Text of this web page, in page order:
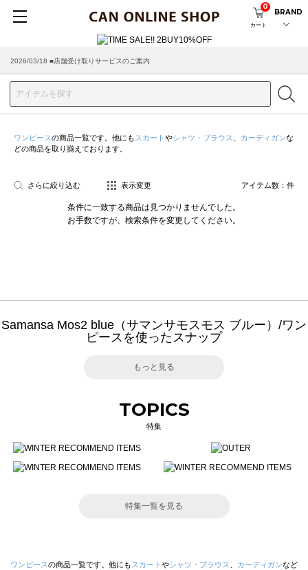
カート
0
BRAND
2026/03/18 ■店舗受け取りサービスのご案内
ワンピースの商品一覧です。他にも スカート やシャツ・ブラウス カーディガンな
どの商品を取り揃えております。
さらに絞り込む 表示変更 アイテム数： 件
条件に一致する商品は見つかりませんでした。
お手数ですが、検索条件を変更してください。
Samansa Mos2 blue（サマンサモスモス ブルー）/ワン
ピースを使ったスナップ
もっと見る
TOPICS
特集
特集一覧を見る
ワンピースの商品一覧です。他にも スカート やシャツ・ブラウス カーディガンなど